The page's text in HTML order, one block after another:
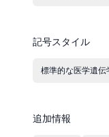
記号スタイル
標準的な医学遺伝
追加情報